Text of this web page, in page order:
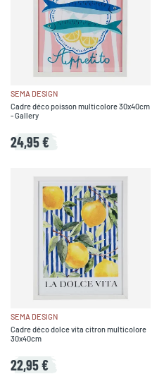
SEMA DESIGN
Cadre déco poisson multicolore 30x40cm
- Gallery
24,95 €
SEMA DESIGN
Cadre déco dolce vita citron multicolore
30x40cm
22,95 €